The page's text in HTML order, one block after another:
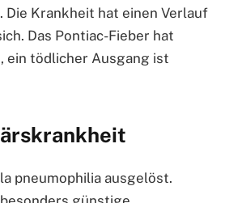
Die Krankheit hat einen Verlauf
Das Pontiac-Fieber hat
ein tödlicher Ausgang ist
pneumophilia ausgelöst.